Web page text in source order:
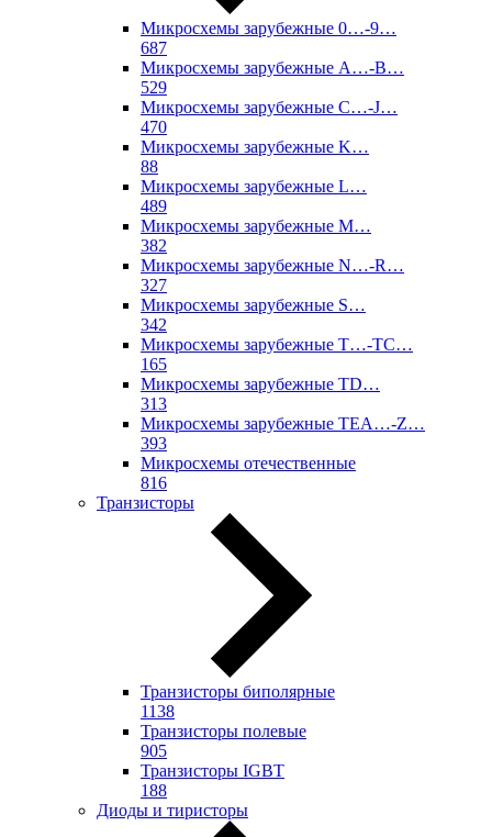
Микросхемы зарубежные 0…-9…
687
Микросхемы зарубежные A…-B…
529
Микросхемы зарубежные C…-J…
470
Микросхемы зарубежные K…
88
Микросхемы зарубежные L…
489
Микросхемы зарубежные M…
382
Микросхемы зарубежные N…-R…
327
Микросхемы зарубежные S…
342
Микросхемы зарубежные T…-TC…
165
Микросхемы зарубежные TD…
313
Микросхемы зарубежные TEA…-Z…
393
Микросхемы отечественные
816
Транзисторы
Транзисторы биполярные
1138
Транзисторы полевые
905
Транзисторы IGBT
188
Диоды и тиристоры